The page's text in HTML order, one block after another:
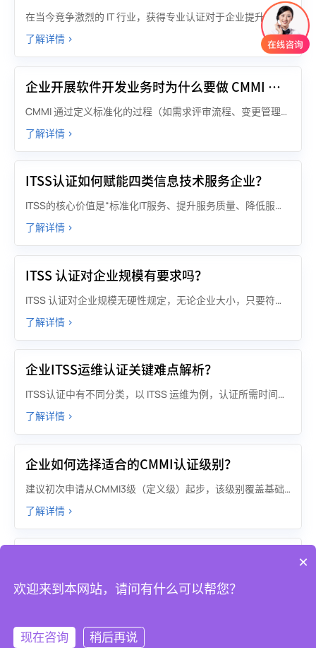
在当今竞争激烈的 IT 行业，获得专业认证对于企业提升竞争力、拓展业务至关重要。然而，认证过程往往复杂繁琐，许多企业选择借助专业的咨询公司来指导和协助。但市场上咨询公司众多，如何选择合适的 IT 行业认证咨询公司成为企业面临的关键问题。
了解详情 >
企业开展软件开发业务时为什么要做 CMMI 评估？
CMMI 通过定义标准化的过程（如需求评审流程、变更管理机制、测试用例设计规范），让每个环节有章可循，减少对个人能力的过度依赖。
了解详情 >
ITSS认证如何赋能四类信息技术服务企业？
ITSS的核心价值是“标准化IT服务、提升服务质量、降低服务成本、增强市场竞争力”。因此，无论是对外提供IT服务的企业，还是需要提升内部IT服务能力的企业，或是有招投标需求的企业，都适合通过实施ITSS来实现自身的发展目标。
了解详情 >
ITSS 认证对企业规模有要求吗？
ITSS 认证对企业规模无硬性规定，无论企业大小，只要符合认证要求，具备相应的人员、流程、技术和资源等条件，都可申请认证。重点在于企业的 IT 服务能力和管理水平是否达到标准体系要求。
了解详情 >
企业ITSS运维认证关键难点解析？
ITSS认证中有不同分类，以 ITSS 运维为例，认证所需时间因等级而异，一般整体周期在 3 至 9 个月左右。
了解详情 >
企业如何选择适合的CMMI认证级别？
建议初次申请从CMMI3级（定义级）起步，该级别覆盖基础流程标准化与跨项目复用，适合多数企业建立管理体系；若企业已有成熟的量化管理基础，可评估后选择更高等级。
了解详情 >
×
欢迎来到本网站，请问有什么可以帮您？
现在咨询 稍后再说